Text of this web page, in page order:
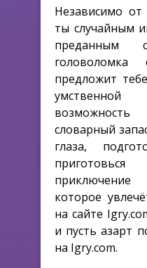
Независимо от
ты случайным
преданным
предложит
словарный
глаза,
которое
на сайте
и пусть азарт
на Igry.com.